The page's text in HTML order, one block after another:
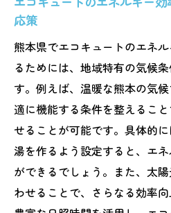
応策
熊本県でエコキュートのエネ
るためには、地域特有の気候
す。例えば、温暖な熊本の気
適に機能する条件を整えるこ
せることが可能です。具体的
湯を作るよう設定すると、エ
ができるでしょう。また、太
わせることで、さらなる効率